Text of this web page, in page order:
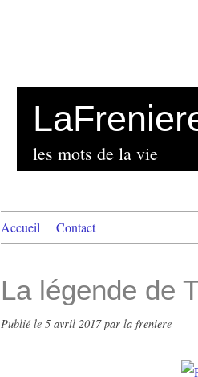
les mots de la vie
Accueil Contact
La légende de
Publié le 5 avril 2017par la freniere